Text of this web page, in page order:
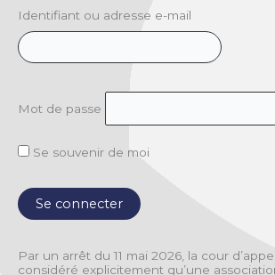
Identifiant ou adresse e-mail
Mot de passe
Se souvenir de moi
Par un arrêt du 11 mai 2026, la cour
considéré explicitement qu’une